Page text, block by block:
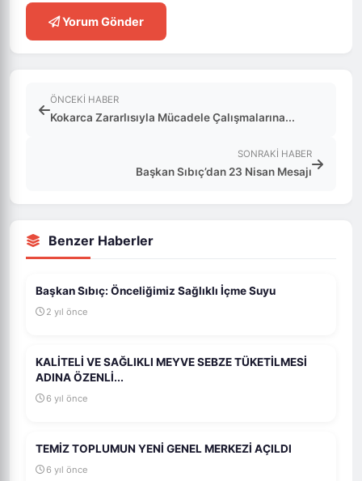
Yorum Gönder
ÖNCEKI HABER
Kokarca Zararlısıyla Mücadele Çalışmalarına...
SONRAKI HABER
Başkan Sıbıç’dan 23 Nisan Mesajı
Benzer Haberler
Başkan Sıbıç: Önceliğimiz Sağlıklı İçme Suyu
2 yıl önce
KALİTELİ VE SAĞLIKLI MEYVE SEBZE TÜKETİLMESİ
ADINA ÖZENLİ...
6 yıl önce
TEMİZ TOPLUMUN YENİ GENEL MERKEZİ AÇILDI
6 yıl önce